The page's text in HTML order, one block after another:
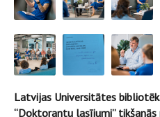
Latvijas Universitātes
“Doktorantu lasījumi”